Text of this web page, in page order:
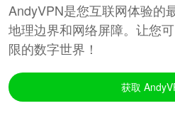
AndyVPN是您互联网体验的
地理边界和网络屏障。让您
限的数字世界！
获取